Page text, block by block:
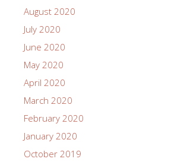
August 2020
July 2020
June 2020
May 2020
April 2020
March 2020
February 2020
January 2020
October 2019